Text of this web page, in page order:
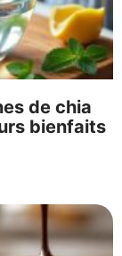
de chia
bienfaits